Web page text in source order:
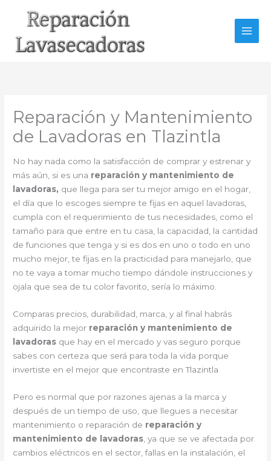
Reparación y Mantenimiento
de Lavadoras en Tlazintla
No hay nada como la satisfacción de comprar y estrenar y
más aún, si es una reparación y mantenimiento de
lavadoras, que llega para ser tu mejor amigo en el hogar,
el día que lo escoges siempre te fijas en aquel lavadoras,
cumpla con el requerimiento de tus necesidades, como el
tamaño para que entre en tu casa, la capacidad, la cantidad
de funciones que tenga y si es dos en uno o todo en uno
mucho mejor, te fijas en la practicidad para manejarlo, que
no te vaya a tomar mucho tiempo dándole instrucciones y
ojala que sea de tu color favorito, sería lo máximo.
Comparas precios, durabilidad, marca, y al final habrás
adquirido la mejor reparación y mantenimiento de
lavadoras que hay en el mercado y vas seguro porque
sabes con certeza que será para toda la vida porque
invertiste en el mejor que encontraste en Tlazintla
Pero es normal que por razones ajenas a la marca y
después de un tiempo de uso, que llegues a necesitar
mantenimiento o reparación de reparación y
mantenimiento de lavadoras , ya que se ve afectada por
cambios eléctricos en el sector, fallas en la instalación, el